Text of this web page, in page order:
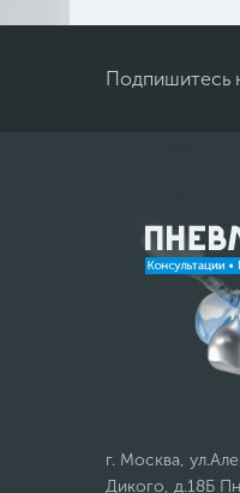
Подпишитесь
г. Москва,
Дикого, д.18Б